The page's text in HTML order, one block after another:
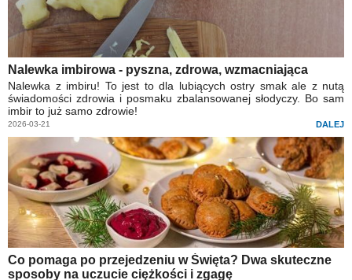
Nalewka imbirowa - pyszna, zdrowa, wzmacniająca
Nalewka z imbiru! To jest to dla lubiących ostry smak ale z nutą
świadomości zdrowia i posmaku zbalansowanej słodyczy. Bo sam
imbir to już samo zdrowie!
2026-03-21 DALEJ
Co pomaga po przejedzeniu w Święta? Dwa skuteczne
sposoby na uczucie ciężkości i zgagę